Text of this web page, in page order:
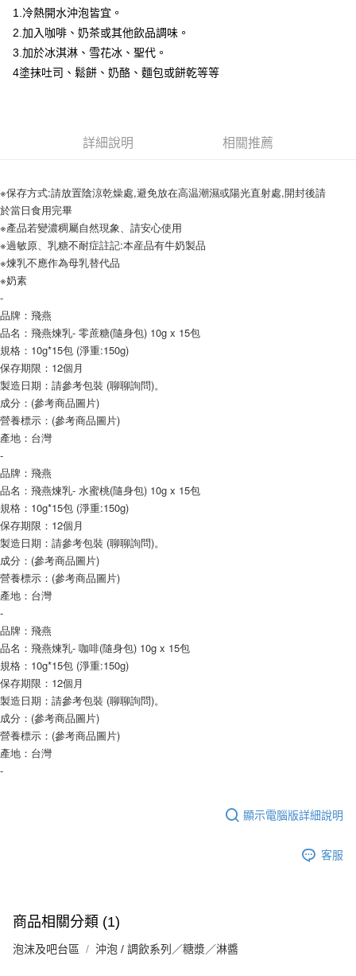
街口支付
悠遊付
全盈+PAY
【關於「AFTEE先享後付」】
１．簡單：不需註冊會員、不需綁卡、不需儲值。
２．便利：只要手機號碼，簡訊認證，即可結帳。
３．安心：先確認商品／服務後，再付款。
【「AFTEE先享後付」結帳流程】
１．於結帳方式選擇「AFTEE先享後付」後，將跳轉至「AFTEE先享後付」
結帳頁面，進行簡訊認證並確認金額後，即可完成結帳。
２．訂單成立數日內，您將收到繳費通知簡訊。
ATM／網路銀行／等多元方式進行付款，方視為交易完成。
※ 請注意：結帳手續完成當下不需立刻繳費，但若您需要取消訂單，請聯絡
購買商品的店家。未經商家同意取消之訂單仍視為有效，需透過AFTEE先享
後付繳納相關費用。
※ 交易是否成功請以「AFTEE先享後付 」之結帳頁面顯示為準，若有關於
是否繳費成功／繳費後需取消欲退款等相關疑問，請聯繫「AFTEE先享後付
客戶支援中心」 https://netprotections.freshdesk.com/support/home
【注意事項】
１．透過由恩沛科技股份有限公司提供之「AFTEE先享後付」服務完成之交
權轉讓予恩沛科技股份有限公司。
２．關於個人資料處理事宜，請瀏覽以下網址：
https://aftee.tw/terms/#terms3
３．未成年的使用者請事先徵得法定代理人或監護人之同意方可使用
「AFTEE先享後付」，若未經同意申辦者引起之損失，本公司不負相關責
任。
４．使用「AFTEE先享後付」時，將依據個別帳號之用戶狀況，依本公司即
時審查核予不同之上限額度；若仍有額度不足之情形，本公司將視審查結果
請求用戶進行身份認證。
５．嚴禁一人註冊多個帳號或使用他人資訊註冊。若發現惡意使用之情形，
運送方式
全家取貨付款-重量限制含紙箱10kg，請控制商品重量在9~9.5
kg
每筆NT$90，滿NT$990(含以上)免運費
9.5kg
每筆NT$90，滿NT$990(含以上)免運費
7-11取貨付款-重量限制含紙箱10kg，請控制商品重量在9~9.5
kg
每筆NT$90，滿NT$990(含以上)免運費
付款後7-11取貨-重量限制含紙箱10kg，請控制商品重量在9~
每筆NT$90，滿NT$990(含以上)免運費
宅配-新竹物流
每筆NT$150，滿NT$2,000(含以上)免運費
離島客戶-中華郵政
每筆NT$120，滿NT$2,000(含以上)免運費
1.冷熱開水沖泡皆宜。
2.加入咖啡、奶茶或其他飲品調味。
3.加於冰淇淋、雪花冰、聖代。
4塗抹吐司、鬆餅、奶酪、麵包或餅乾等等
詳細說明 相關推薦
※保存方式:請放置陰涼乾燥處,避免放在高温潮濕或陽光直射處,開封後請
於當日食用完畢
※產品若變濃稠屬自然現象、請安心使用
※過敏原、乳糖不耐症註記:本産品有牛奶製品
※煉乳不應作為母乳替代品
※奶素
-
品牌：飛燕
品名：飛燕煉乳- 零蔗糖(隨身包) 10g x 15包
規格：10g*15包 (淨重:150g)
保存期限：12個月
製造日期：請參考包裝 (聊聊詢問)。
成分：(參考商品圖片)
營養標示：(參考商品圖片)
產地：台灣
-
品牌：飛燕
品名：飛燕煉乳- 水蜜桃(隨身包) 10g x 15包
規格：10g*15包 (淨重:150g)
保存期限：12個月
製造日期：請參考包裝 (聊聊詢問)。
成分：(參考商品圖片)
營養標示：(參考商品圖片)
產地：台灣
-
品牌：飛燕
品名：飛燕煉乳- 咖啡(隨身包) 10g x 15包
規格：10g*15包 (淨重:150g)
保存期限：12個月
製造日期：請參考包裝 (聊聊詢問)。
成分：(參考商品圖片)
營養標示：(參考商品圖片)
產地：台灣
-
顯示電腦版詳細說明
客服
商品相關分類 (1)
泡沫及吧台區 沖泡 / 調飲系列／糖漿／淋醬